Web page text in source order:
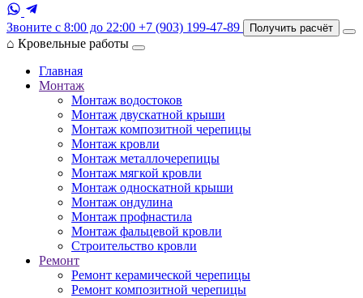
Звоните с 8:00 до 22:00 +7 (903) 199-47-89 Получить расчёт
⌂ Кровельные работы
Главная
Монтаж
Монтаж водостоков
Монтаж двускатной крыши
Монтаж композитной черепицы
Монтаж кровли
Монтаж металлочерепицы
Монтаж мягкой кровли
Монтаж односкатной крыши
Монтаж ондулина
Монтаж профнастила
Монтаж фальцевой кровли
Строительство кровли
Ремонт
Ремонт керамической черепицы
Ремонт композитной черепицы